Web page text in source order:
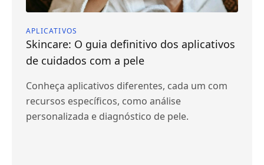
APLICATIVOS
Skincare: O guia definitivo dos aplicativos
de cuidados com a pele
Conheça aplicativos diferentes, cada um com
recursos específicos, como análise
personalizada e diagnóstico de pele.